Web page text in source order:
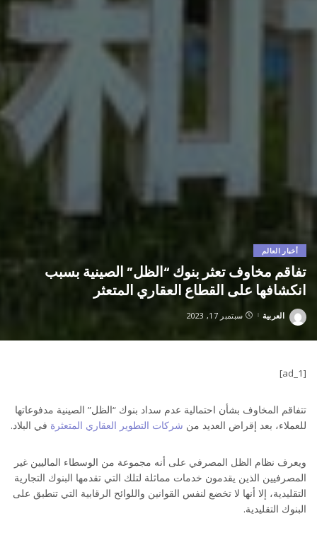
أخبار العالم
تفاقم مخاوف تعثر بنوك “الظل” الصينية بسبب
انكشافها على القطاع العقاري المتعثر
Posted
العربية سبتمبر 17, 2023
[ad_1]
تتفاقم المخاوف بشأن احتمالية عدم سداد بنوك “الظل” الصينية مدفوعاتها
للعملاء، بعد إقراض العديد من شركات التطوير العقاري المتعثرة في البلاد.
ويعرف نظام الظل المصرفي على أنه مجموعة من الوسطاء الماليين غير
المصرفيين الذين يقدمون خدمات مماثلة لتلك التي تقدمها البنوك التجارية
التقليدية، إلا أنها لا تخضع لنفس القوانين واللوائح الرقابية التي تنطبق على
البنوك التقليدية.